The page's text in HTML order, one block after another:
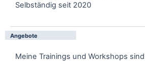
Selbständig seit 2020
Angebote
Meine Trainings und Workshops